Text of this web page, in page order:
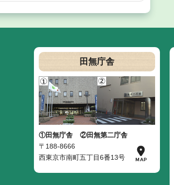
田無庁舎
①田無庁舎
②田無第二庁舎
〒188-8666
西東京市南町五丁目6番13号